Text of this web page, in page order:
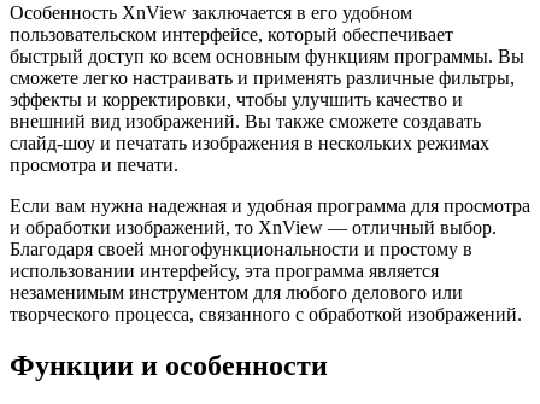
Особенность XnView заключается в его удобном
пользовательском интерфейсе, который обеспечивает
быстрый доступ ко всем основным функциям программы. Вы
сможете легко настраивать и применять различные фильтры,
эффекты и корректировки, чтобы улучшить качество и
внешний вид изображений. Вы также сможете создавать
слайд-шоу и печатать изображения в нескольких режимах
просмотра и печати.
Если вам нужна надежная и удобная программа для просмотра
и обработки изображений, то XnView — отличный выбор.
Благодаря своей многофункциональности и простому в
использовании интерфейсу, эта программа является
незаменимым инструментом для любого делового или
творческого процесса, связанного с обработкой изображений.
Функции и особенности